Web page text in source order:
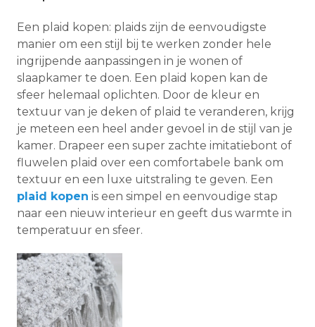
Een plaid kopen: plaids zijn de eenvoudigste
manier om een ​​stijl bij te werken zonder hele
ingrijpende aanpassingen in je wonen of
slaapkamer te doen. Een plaid kopen kan de
sfeer helemaal oplichten. Door de kleur en
textuur van je deken of plaid te veranderen, krijg
je meteen een heel ander gevoel in de stijl van je
kamer. Drapeer een super zachte imitatiebont of
fluwelen plaid over een comfortabele bank om
textuur en een luxe uitstraling te geven. Een
plaid kopen is een simpel en eenvoudige stap
naar een nieuw interieur en geeft dus warmte in
temperatuur en sfeer.